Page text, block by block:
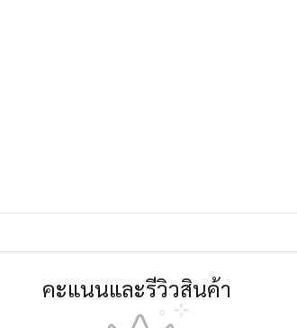
คะแนนและรีวิวสินค้า